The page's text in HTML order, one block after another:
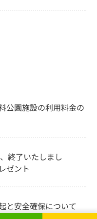
公園施設の利用料金の
終了いたしまし
ゼント
と安全確保について